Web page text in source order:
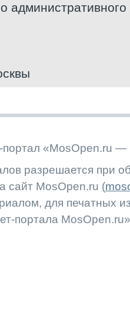
«MosOpen.ru —
разрешается при
сайт MosOpen.ru (
для печатных
портала